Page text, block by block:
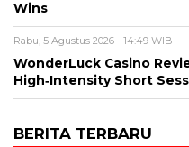
Wins
Rabu, 5 Agustus 2026 - 14:49 WIB
WonderLuck Casino
High‑Intensity Short
BERITA TERBARU